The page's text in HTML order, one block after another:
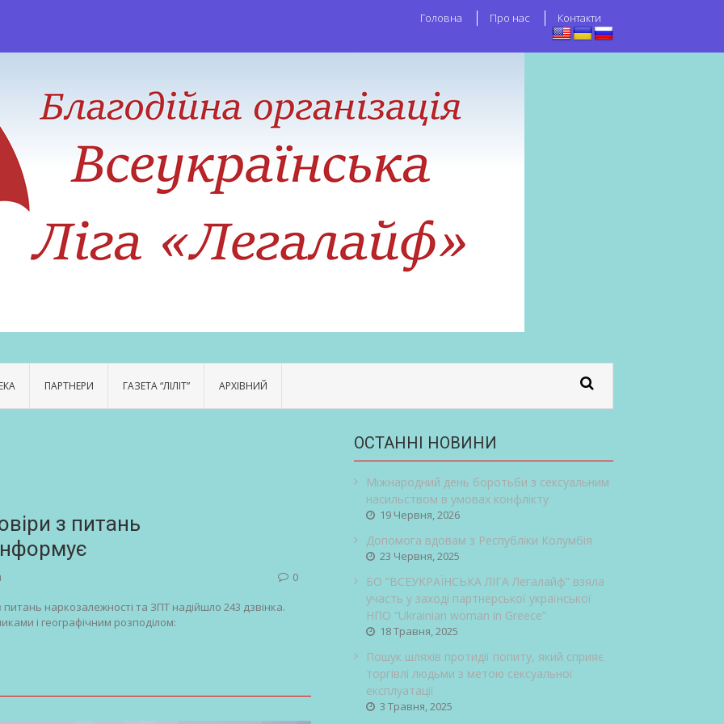
Головна Про нас Контакти
ПАРТНЕРИ ГАЗЕТА “ЛІЛІТ” АРХІВНИЙ
з питань
0
наркозалежності та ЗПТ надійшло 243 дзвінка.
і географічним розподілом:
ОСТАННІ НОВИНИ
Міжнародний день боротьби з сексуальним
насильством в умовах конфлікту
19 Червня, 2026
Допомога вдовам з Республіки Колумбія
23 Червня, 2025
БО “ВСЕУКРАЇНСЬКА ЛІГА Легалайф” взяла
участь у заході партнерської української
НПО “Ukrainian woman in Greece”
18 Травня, 2025
Пошук шляхів протидії попиту, який сприяє
торгівлі людьми з метою сексуальної
експлуатації
3 Травня, 2025